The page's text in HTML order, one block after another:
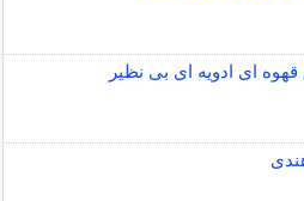
ای ادویه ای بی نظیر